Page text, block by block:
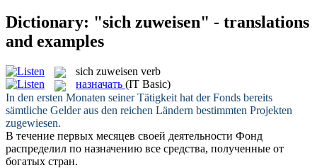
Dictionary: "sich zuweisen" - translations
and examples
sich zuweisen verb
назначать (IT Basic)
In den ersten Monaten seiner Tätigkeit hat der Fonds bereits
sämtliche Gelder aus den reichen Ländern bestimmten Projekten
zugewiesen.
В течение первых месяцев своей деятельности Фонд
распределил по назначению все средства, полученные от
богатых стран.